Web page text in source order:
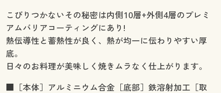
こびりつかないその秘密は内側10層+外側4層のプレミ
アムバリアコーティングにあり!
熱伝導性と蓄熱性が良く、熱が均一に伝わりやすい厚
底。
日々のお料理が美味しく焼きムラなく仕上がります。
■［本体］アルミニウム合金［底部］鉄溶射加工［取